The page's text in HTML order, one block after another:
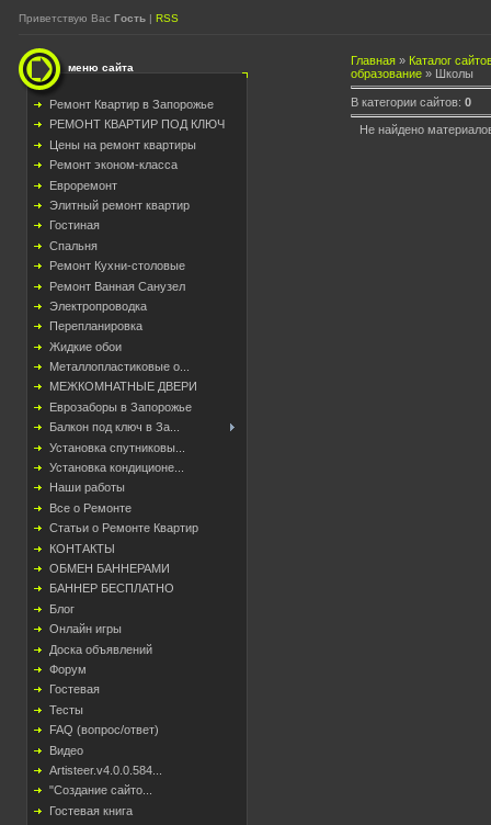
Приветствую Вас Гость | RSS
меню сайта
Ремонт Квартир в Запорожье
РЕМОНТ КВАРТИР ПОД КЛЮЧ
Цены на ремонт квартиры
Ремонт эконом-класса
Евроремонт
Элитный ремонт квартир
Гостиная
Спальня
Ремонт Кухни-столовые
Ремонт Ванная Санузел
Электропроводка
Перепланировка
Жидкие обои
Металлопластиковые о...
МЕЖКОМНАТНЫЕ ДВЕРИ
Еврозаборы в Запорожье
Балкон под ключ в За...
Установка спутниковы...
Установка кондиционе...
Наши работы
Все о Ремонте
Статьи о Ремонте Квартир
КОНТАКТЫ
ОБМЕН БАННЕРАМИ
БАННЕР БЕСПЛАТНО
Блог
Онлайн игры
Доска объявлений
Форум
Гостевая
Тесты
FAQ (вопрос/ответ)
Видео
Artisteer.v4.0.0.584...
"Создание сайто...
Гостевая книга
Главная » Каталог
образование » Школы
В категории сайтов: 0
Не найдено